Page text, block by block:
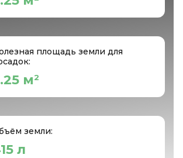
площадь земли для
м2
земли:
л